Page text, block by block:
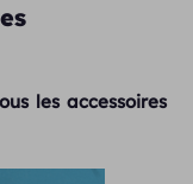
les accessoires